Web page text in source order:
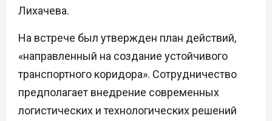
Лихачева.
На встрече был утвержден план действий,
«направленный на создание устойчивого
транспортного коридора». Сотрудничество
предполагает внедрение современных
логистических и технологических решений